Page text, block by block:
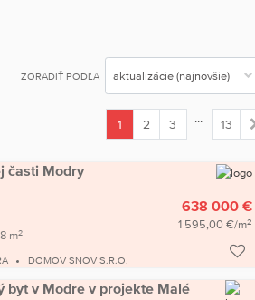
ZORADIŤ PODĽA
1
2 3 ... 13
časti Modry
m2
638 000 €
1 595,00 €/m2
DOMOV SNOV S.R.O.
byt v Modre v projekte Malé